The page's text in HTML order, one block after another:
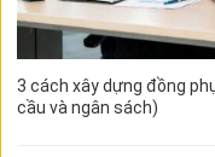
3 cách xây dựng đồng
cầu và ngân sách)